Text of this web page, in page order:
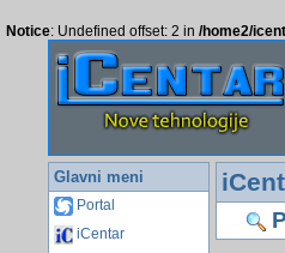
Notice: Undefined offset: 2 in /home2/
Glavni meni
Portal
iCentar